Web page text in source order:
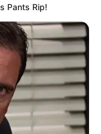
Pants Rip!